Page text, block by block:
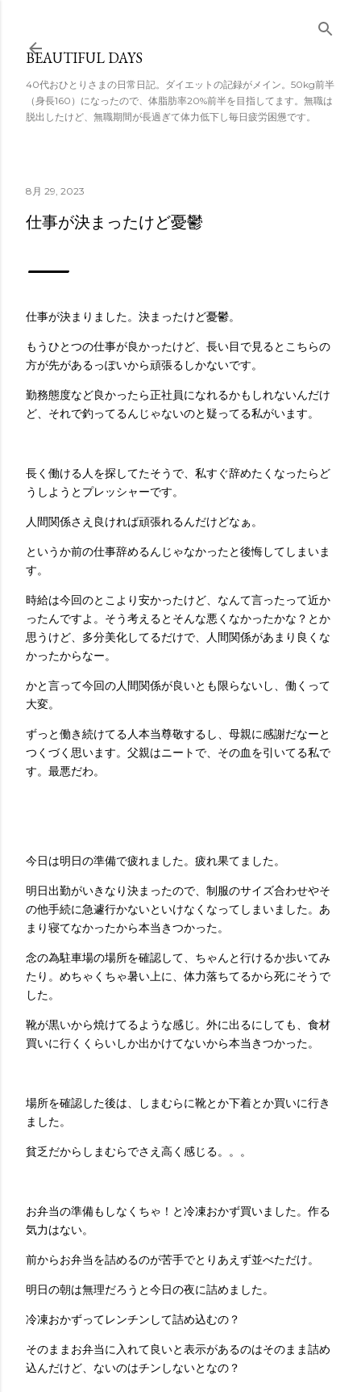
スキップしてメ
イン コンテンツ
に移動
BEAUTIFUL DAYS
40代おひとりさまの日常日記。ダイエットの記録がメイン。50kg前半
（身長160）になったので、体脂肪率20%前半を目指してます。無職は
脱出したけど、無職期間が長過ぎて体力低下し毎日疲労困憊です。
8月 29, 2023
仕事が決まったけど憂鬱
仕事が決まりました。決まったけど憂鬱。
もうひとつの仕事が良かったけど、長い目で見るとこちらの
方が先があるっぽいから頑張るしかないです。
勤務態度など良かったら正社員になれるかもしれないんだけ
ど、それで釣ってるんじゃないのと疑ってる私がいます。
長く働ける人を探してたそうで、私すぐ辞めたくなったらど
うしようとプレッシャーです。
人間関係さえ良ければ頑張れるんだけどなぁ。
というか前の仕事辞めるんじゃなかったと後悔してしまいま
す。
時給は今回のとこより安かったけど、なんて言ったって近か
ったんですよ。そう考えるとそんな悪くなかったかな？とか
思うけど、多分美化してるだけで、人間関係があまり良くな
かったからなー。
かと言って今回の人間関係が良いとも限らないし、働くって
大変。
ずっと働き続けてる人本当尊敬するし、母親に感謝だなーと
つくづく思います。父親はニートで、その血を引いてる私で
す。最悪だわ。
今日は明日の準備で疲れました。疲れ果てました。
明日出勤がいきなり決まったので、制服のサイズ合わせやそ
の他手続に急遽行かないといけなくなってしまいました。あ
まり寝てなかったから本当きつかった。
念の為駐車場の場所を確認して、ちゃんと行けるか歩いてみ
たり。めちゃくちゃ暑い上に、体力落ちてるから死にそうで
した。
靴が黒いから焼けてるような感じ。外に出るにしても、食材
買いに行くくらいしか出かけてないから本当きつかった。
場所を確認した後は、しまむらに靴とか下着とか買いに行き
ました。
貧乏だからしまむらでさえ高く感じる。。。
お弁当の準備もしなくちゃ！と冷凍おかず買いました。作る
気力はない。
前からお弁当を詰めるのが苦手でとりあえず並べただけ。
明日の朝は無理だろうと今日の夜に詰めました。
冷凍おかずってレンチンして詰め込むの？
そのままお弁当に入れて良いと表示があるのはそのまま詰め
込んだけど、ないのはチンしないとなの？